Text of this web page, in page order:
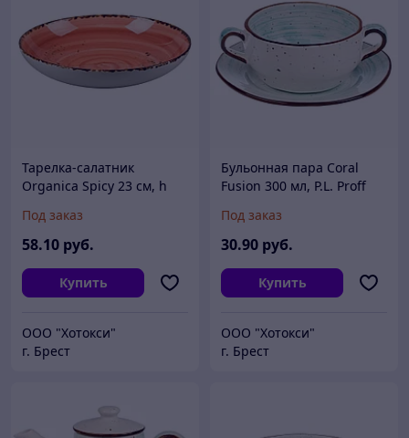
Тарелка-салатник
Organica Spicy 23 см, h
Под заказ
58.10 руб.
Купить
ООО "Хотокси"
г. Брест
Бульонная пара Coral
Fusion 300 мл, P.L. Proff
Под заказ
30.90 руб.
Купить
ООО "Хотокси"
г. Брест